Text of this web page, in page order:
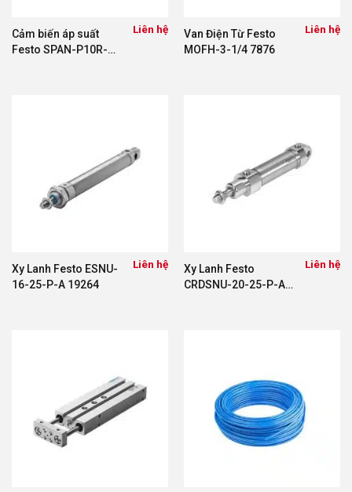
Cảm biến áp suất
Festo SPAN-P10R-
Liên hệ
Van Điện Từ Festo
MOFH-3-1/4 7876
Liên hệ
Xy Lanh Festo ESNU-
16-25-P-A 19264
Liên hệ
Xy Lanh Festo
CRDSNU-20-25-P-A
Liên hệ